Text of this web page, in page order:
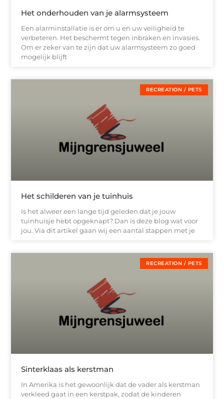
Het onderhouden van je alarmsysteem
Een alarminstallatie is er om u en uw veiligheid te
verbeteren. Het beschermt tegen inbraken en invasies.
Om er zeker van te zijn dat uw alarmsysteem zo goed
mogelijk blijft
RECREATION / PETS
Het schilderen van je tuinhuis
Is het alweer een lange tijd geleden dat je jouw
tuinhuisje hebt opgeknapt? Dan is deze blog wat voor
jou. Via dit artikel gaan wij een aantal stappen met je
RECREATION / PETS
Sinterklaas als kerstman
In Amerika is het gewoonlijk dat de vader als kerstman
verkleed gaat in een kerstpak, zodat de kinderen